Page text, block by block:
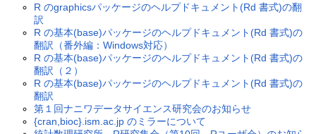
R のgraphicsパッケージのヘルプドキュメント(Rd 書式)の翻
訳
R の基本(base)パッケージのヘルプドキュメント(Rd 書式)の
翻訳（番外編：Windows対応）
R の基本(base)パッケージのヘルプドキュメント(Rd 書式)の
翻訳（２）
R の基本(base)パッケージのヘルプドキュメント(Rd 書式)の
翻訳
第１回ナニワデータサイエンス研究会のお知らせ
{cran,bioc}.ism.ac.jp のミラーについて